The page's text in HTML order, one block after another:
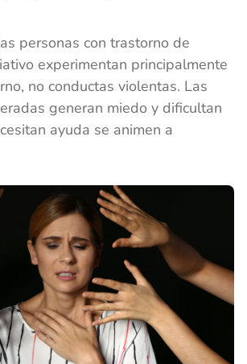
personas con trastorno de
experimentan principalmente
no conductas violentas. Las
generan miedo y dificultan
ayuda se animen a